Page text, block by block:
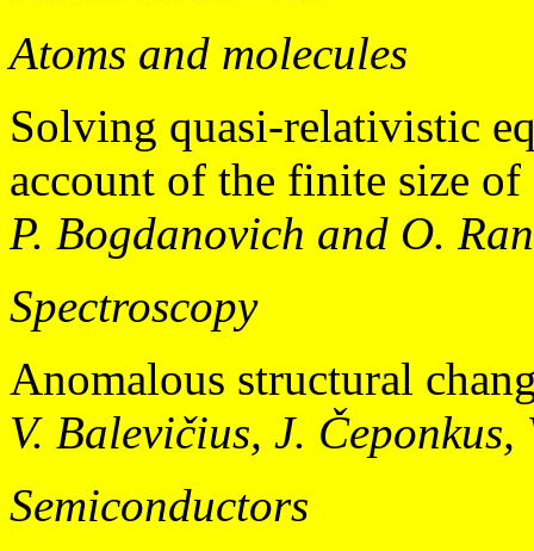
Atoms and molecules
Solving quasi-relativistic
account of the finite size of
P. Bogdanovich and O.
Spectroscopy
Anomalous structural
V. Balevičius, J.
Semiconductors